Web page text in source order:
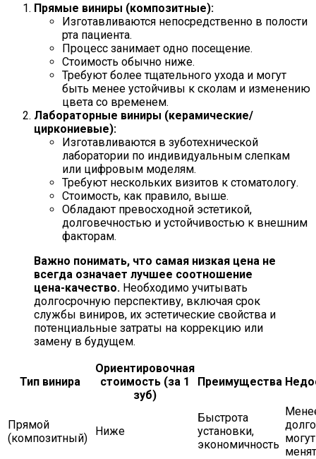
Прямые виниры (композитные):
Изготавливаются непосредственно в полости
рта пациента.
Процесс занимает одно посещение.
Стоимость обычно ниже.
Требуют более тщательного ухода и могут
быть менее устойчивы к сколам и изменению
цвета со временем.
Лабораторные виниры (керамические/
циркониевые):
Изготавливаются в зуботехнической
лаборатории по индивидуальным слепкам
или цифровым моделям.
Требуют нескольких визитов к стоматологу.
Стоимость, как правило, выше.
Обладают превосходной эстетикой,
долговечностью и устойчивостью к внешним
факторам.
Важно понимать, что самая низкая цена не
всегда означает лучшее соотношение
цена-качество. Необходимо учитывать
долгосрочную перспективу, включая срок
службы виниров, их эстетические свойства и
потенциальные затраты на коррекцию или
замену в будущем.
Тип винира
Ориентировочная
стоимость (за 1
зуб)
Преимущества
Прямой
(композитный)
Ниже
Быстрота
установки,
экономичность могут